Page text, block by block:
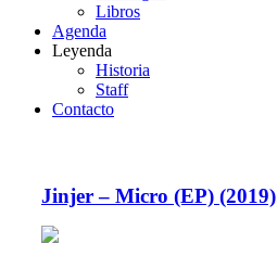
Libros
Agenda
Leyenda
Historia
Staff
Contacto
Jinjer – Micro (EP) (2019)